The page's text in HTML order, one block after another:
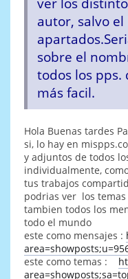
autor, salvo
sobre el
todos los pps.
más facil.
Hola Buenas tardes
si, lo hay en
y adjuntos de todos
individualmente,
tus trabajos
podrias ver los
tambien todos los
todo el mundo
este como mensajes :
este como temas :